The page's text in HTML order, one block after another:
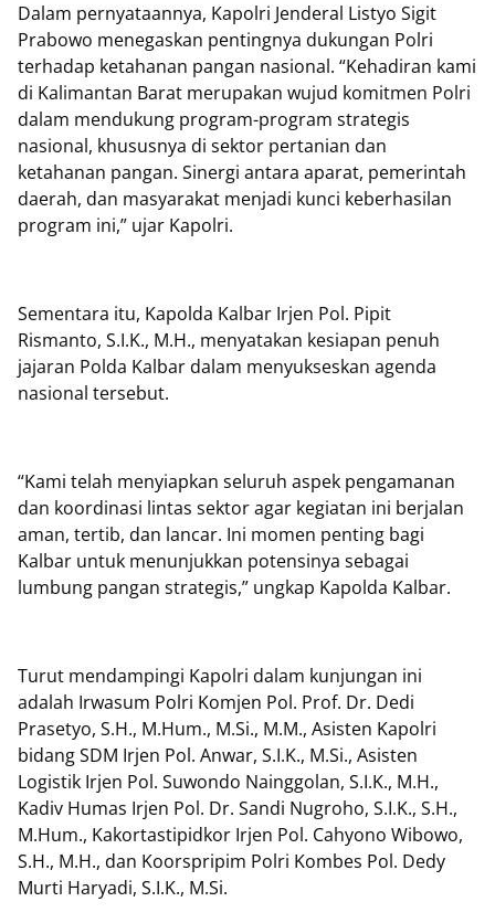
Dalam pernyataannya, Kapolri Jenderal Listyo Sigit
Prabowo menegaskan pentingnya dukungan Polri
terhadap ketahanan pangan nasional. “Kehadiran kami
di Kalimantan Barat merupakan wujud komitmen Polri
dalam mendukung program-program strategis
nasional, khususnya di sektor pertanian dan
ketahanan pangan. Sinergi antara aparat, pemerintah
daerah, dan masyarakat menjadi kunci keberhasilan
program ini,” ujar Kapolri.
Sementara itu, Kapolda Kalbar Irjen Pol. Pipit
Rismanto, S.I.K., M.H., menyatakan kesiapan penuh
jajaran Polda Kalbar dalam menyukseskan agenda
nasional tersebut.
“Kami telah menyiapkan seluruh aspek pengamanan
dan koordinasi lintas sektor agar kegiatan ini berjalan
aman, tertib, dan lancar. Ini momen penting bagi
Kalbar untuk menunjukkan potensinya sebagai
lumbung pangan strategis,” ungkap Kapolda Kalbar.
Turut mendampingi Kapolri dalam kunjungan ini
adalah Irwasum Polri Komjen Pol. Prof. Dr. Dedi
Prasetyo, S.H., M.Hum., M.Si., M.M., Asisten Kapolri
bidang SDM Irjen Pol. Anwar, S.I.K., M.Si., Asisten
Logistik Irjen Pol. Suwondo Nainggolan, S.I.K., M.H.,
Kadiv Humas Irjen Pol. Dr. Sandi Nugroho, S.I.K., S.H.,
M.Hum., Kakortastipidkor Irjen Pol. Cahyono Wibowo,
S.H., M.H., dan Koorspripim Polri Kombes Pol. Dedy
Murti Haryadi, S.I.K., M.Si.